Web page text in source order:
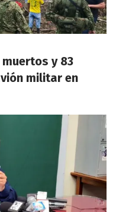
y 83
militar en